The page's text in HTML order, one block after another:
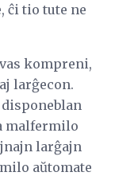
ĉi tio tute ne
kompreni,
larĝecon.
malfermilo
larĝajn
aŭtomate